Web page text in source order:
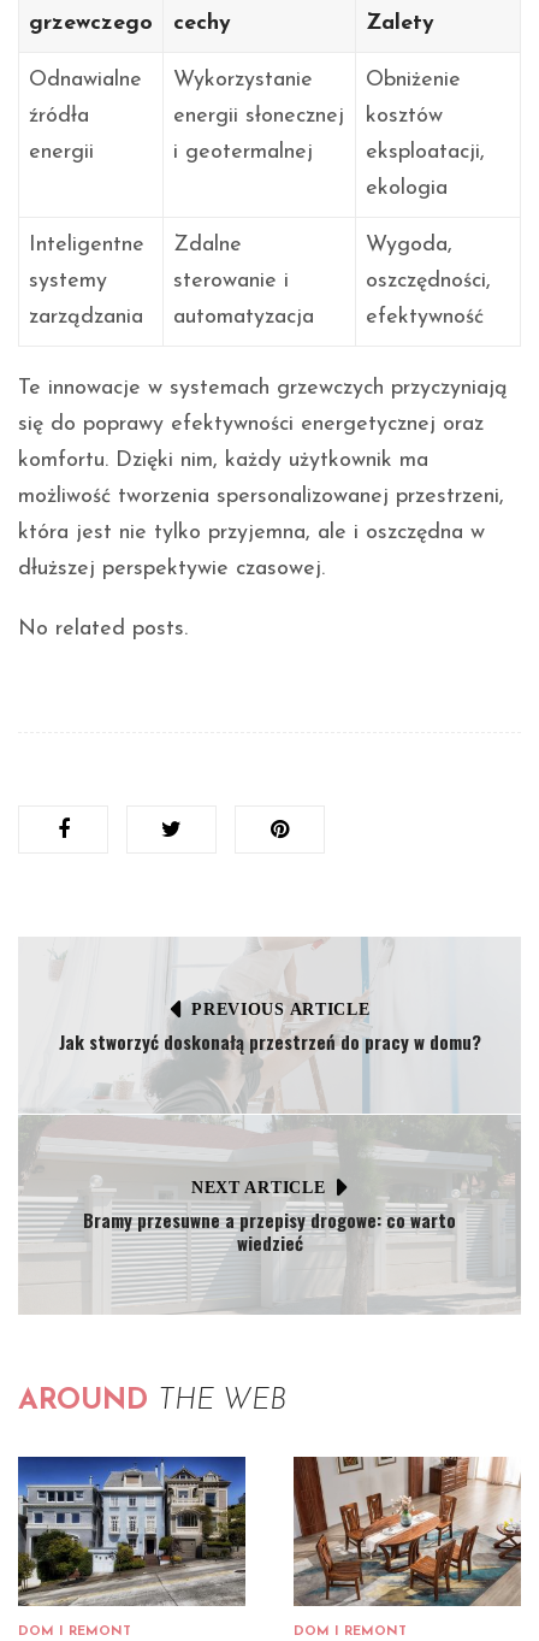
grzewczego
cechy
Zalety
Odnawialne
źródła
energii
Wykorzystanie
energii słonecznej
i geotermalnej
Obniżenie
kosztów
eksploatacji,
ekologia
Inteligentne
systemy
zarządzania
Zdalne
sterowanie i
automatyzacja
Wygoda,
oszczędności,
efektywność
Te innowacje w systemach grzewczych przyczyniają
się do poprawy efektywności energetycznej oraz
komfortu. Dzięki nim, każdy użytkownik ma
możliwość tworzenia spersonalizowanej przestrzeni,
która jest nie tylko przyjemna, ale i oszczędna w
dłuższej perspektywie czasowej.
No related posts.
PREVIOUS ARTICLE
Jak stworzyć doskonałą przestrzeń do pracy w domu?
NEXT ARTICLE
Bramy przesuwne a przepisy drogowe: co warto
wiedzieć
AROUND THE WEB
DOM I REMONT DOM I REMONT